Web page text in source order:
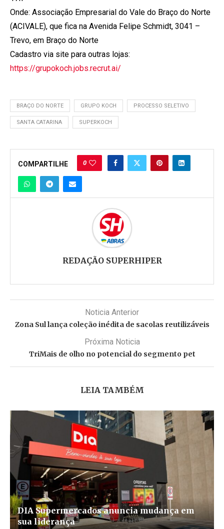
Onde: Associação Empresarial do Vale do Braço do Norte
(ACIVALE), que fica na Avenida Felipe Schmidt, 3041 –
Trevo, em Braço do Norte
Cadastro via site para outras lojas:
https://grupokoch.jobs.recrut.ai/
BRAÇO DO NORTE GRUPO KOCH PROCESSO SELETIVO
SANTA CATARINA SUPERKOCH
COMPARTILHE 0
REDAÇÃO SUPERHIPER
Noticia Anterior
Zona Sul lança coleção inédita de sacolas reutilizáveis
Próxima Noticia
TriMais de olho no potencial do segmento pet
LEIA TAMBÉM
DIA Supermercados anuncia mudança em
sua liderança